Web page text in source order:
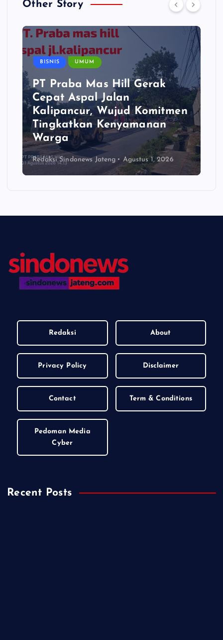
Other Story
BISNIS UMUM
PT Praba Mas Hill Gerak
Cepat Aspal Jalan
Kalipancur, Wujud Komitmen
Tingkatkan Kenyamanan
Warga
Redaksi Sindonews Jateng Agustus 1, 2026
Redaksi About
Privacy Policy Disclaimer
Contact Term & Conditions
Pedoman Media
Cyber
Recent Posts